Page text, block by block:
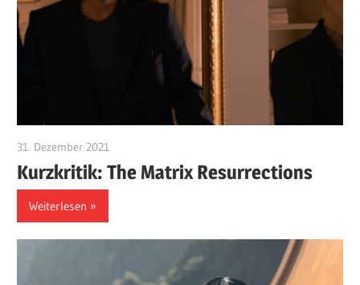
31. Dezember 2021
Kurzkritik: The Matrix Resurrections
Weiterlesen